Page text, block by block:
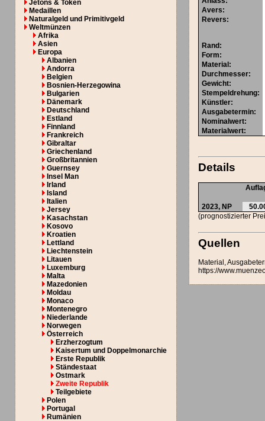
Jetons & Token
Medaillen
Naturalgeld und Primitivgeld
Weltmünzen
Afrika
Asien
Europa
Albanien
Andorra
Belgien
Bosnien-Herzegowina
Bulgarien
Dänemark
Deutschland
Estland
Finnland
Frankreich
Gibraltar
Griechenland
Großbritannien
Guernsey
Insel Man
Irland
Island
Italien
Jersey
Kasachstan
Kosovo
Kroatien
Lettland
Liechtenstein
Litauen
Luxemburg
Malta
Mazedonien
Moldau
Monaco
Montenegro
Niederlande
Norwegen
Österreich
Erzherzogtum
Kaisertum und Doppelmonarchie
Erste Republik
Ständestaat
Ostmark
Zweite Republik
Teilgebiete
Polen
Portugal
Rumänien
Avers:
Revers:
Rand :
Form:
Material :
Durchmesser:
Gewicht:
Stempeldrehung:
Künstler:
Ausgabetermin:
Nominalwert:
Materialwert:
Details
2023, NP
(prognostizierter
Quellen
Material,
https://